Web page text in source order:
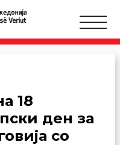
18
ден за
со